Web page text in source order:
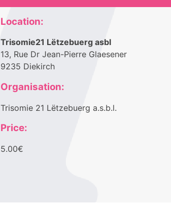
Location:
Trisomie21 Lëtzebuerg asbl
13, Rue Dr Jean-Pierre Glaesener
9235 Diekirch
Organisation:
Trisomie 21 Lëtzebuerg a.s.b.l.
Price:
5.00€